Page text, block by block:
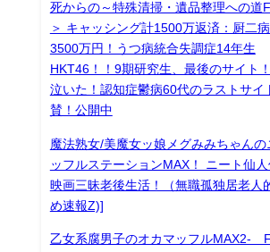
死からの～特殊清掃・遺品整理への道
＞ キャッシング計1500万返済：厨二
3500万円！うつ病統合失調症14年生
HKT46！！9期研究生、最後のサイト
泣いた！認知症鬱病60代のラストサイ
賛！公開中
魔法熟女/美魔女ッ娘メグみみちゃんの
ッフルステーションMAX！ ニート仙
映画三昧老後生活！（無職孤独居老人
め速報Z)]
乙女系腐男子のオカマッフルMAX2-